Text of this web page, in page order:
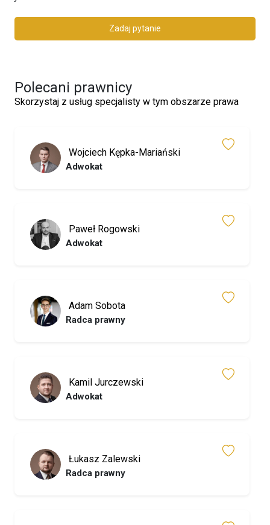
Zadaj pytanie
Polecani prawnicy
Skorzystaj z usług specjalisty w tym obszarze prawa
Wojciech Kępka-Mariański
Adwokat
Paweł Rogowski
Adwokat
Adam Sobota
Radca prawny
Kamil Jurczewski
Adwokat
Łukasz Zalewski
Radca prawny